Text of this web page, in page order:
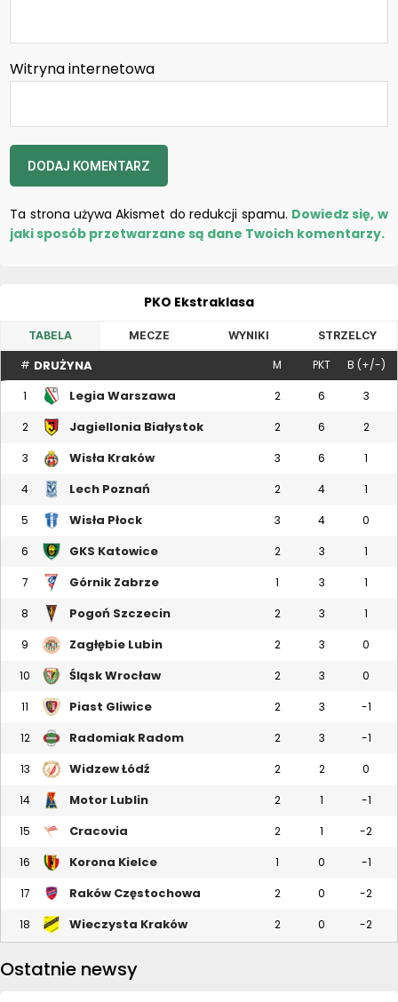
Witryna internetowa
Ta strona używa Akismet do redukcji spamu. Dowiedz się, w
jaki sposób przetwarzane są dane Twoich komentarzy.
PKO Ekstraklasa
TABELA MECZE WYNIKI STRZELCY
# DRUŻYNA M PKT B (+/-)
1 Legia Warszawa 2 6 3
2 Jagiellonia Białystok 2 6 2
3 Wisła Kraków 3 6 1
4 Lech Poznań 2 4 1
5 Wisła Płock 3 4 0
6 GKS Katowice 2 3 1
7 Górnik Zabrze 1 3 1
8 Pogoń Szczecin 2 3 1
9 Zagłębie Lubin 2 3 0
10 Śląsk Wrocław 2 3 0
11 Piast Gliwice 2 3 -1
12 Radomiak Radom 2 3 -1
13 Widzew Łódź 2 2 0
14 Motor Lublin 2 1 -1
15 Cracovia 2 1 -2
16 Korona Kielce 1 0 -1
17 Raków Częstochowa 2 0 -2
18 Wieczysta Kraków 2 0 -2
Ostatnie newsy